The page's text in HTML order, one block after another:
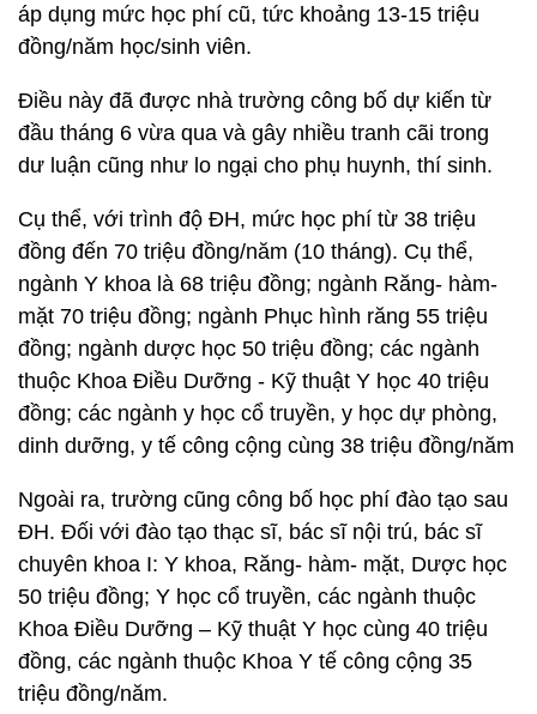
áp dụng mức học phí cũ, tức khoảng 13-15 triệu
đồng/năm học/sinh viên.
Điều này đã được nhà trường công bố dự kiến từ
đầu tháng 6 vừa qua và gây nhiều tranh cãi trong
dư luận cũng như lo ngại cho phụ huynh, thí sinh.
Cụ thể, với trình độ ĐH, mức học phí từ 38 triệu
đồng đến 70 triệu đồng/năm (10 tháng). Cụ thể,
ngành Y khoa là 68 triệu đồng; ngành Răng- hàm-
mặt 70 triệu đồng; ngành Phục hình răng 55 triệu
đồng; ngành dược học 50 triệu đồng; các ngành
thuộc Khoa Điều Dưỡng - Kỹ thuật Y học 40 triệu
đồng; các ngành y học cổ truyền, y học dự phòng,
dinh dưỡng, y tế công cộng cùng 38 triệu đồng/năm
Ngoài ra, trường cũng công bố học phí đào tạo sau
ĐH. Đối với đào tạo thạc sĩ, bác sĩ nội trú, bác sĩ
chuyên khoa I: Y khoa, Răng- hàm- mặt, Dược học
50 triệu đồng; Y học cổ truyền, các ngành thuộc
Khoa Điều Dưỡng – Kỹ thuật Y học cùng 40 triệu
đồng, các ngành thuộc Khoa Y tế công cộng 35
triệu đồng/năm.